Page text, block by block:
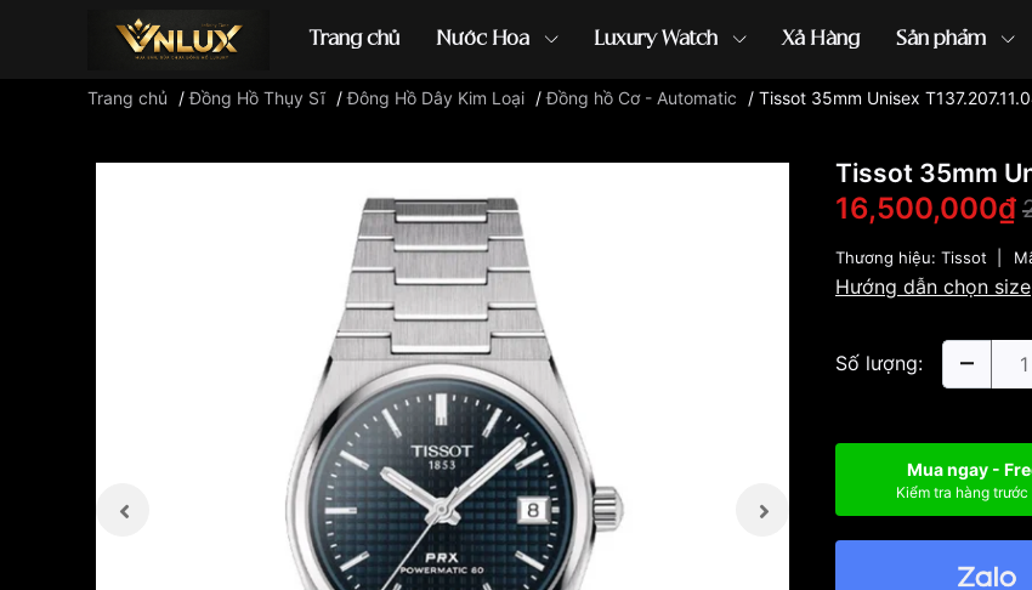
Trang chủ Nước Hoa Luxury Watch Xả Hàng Sản phẩm
Đồng hồ casio đồng hồ G-Shock đồng hồ Orient ...
Trang chủ /Đồng Hồ Thụy Sĩ /Đông Hồ Dây Kim Loại /Đồng hồ Cơ - Automatic / Tissot 35mm Unisex
Tissot 35mm
16,500,000₫
Thương hiệu: Tissot
Hướng dẫn chọn size
Số lượng:
Mua ngay -
Kiểm tra hàng